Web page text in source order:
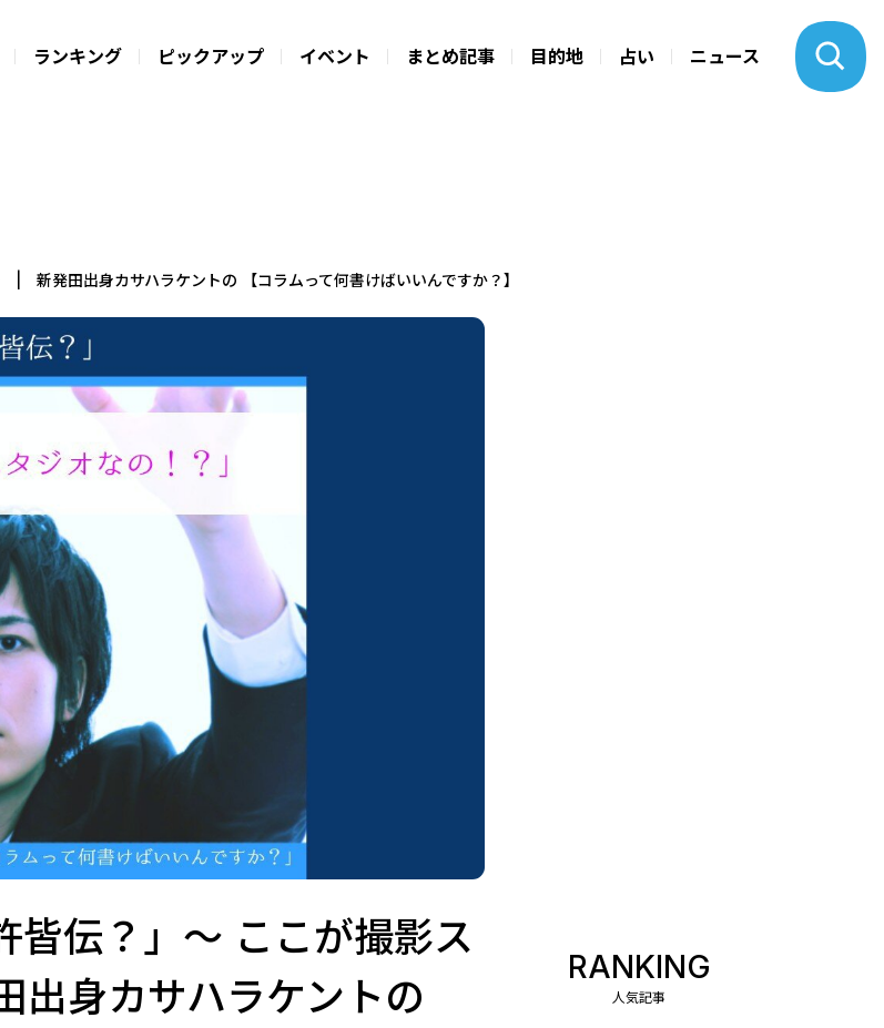
ランキング ピックアップ イベント まとめ記事 目的地 占い ニュース
発田出身カサハラケントの 【コラムって何書けばいいんですか？】
伝？」～ ここが撮影ス
身カサハラケントの
RANKING
人気記事